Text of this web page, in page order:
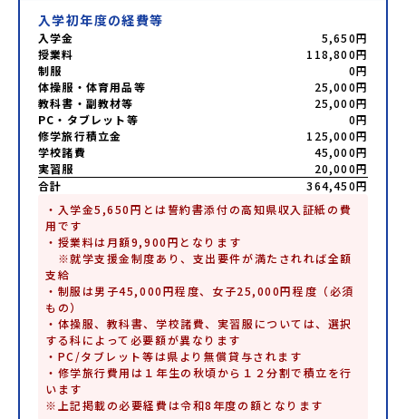
入学初年度の経費等
入学金
5,650円
授業料
118,800円
制服
0円
体操服・体育用品等
25,000円
教科書・副教材等
25,000円
PC・タブレット等
0円
修学旅行積立金
125,000円
学校諸費
45,000円
実習服
20,000円
合計
364,450円
・入学金5,650円とは誓約書添付の高知県収入証紙の費
用です
・授業料は月額9,900円となります
※就学支援金制度あり、支出要件が満たされれば全額
支給
・制服は男子45,000円程度、女子25,000円程度（必須
もの）
・体操服、教科書、学校諸費、実習服については、選択
する科によって必要額が異なります
・PC/タブレット等は県より無償貸与されます
・修学旅行費用は１年生の秋頃から１２分割で積立を行
います
※上記掲載の必要経費は令和8年度の額となります